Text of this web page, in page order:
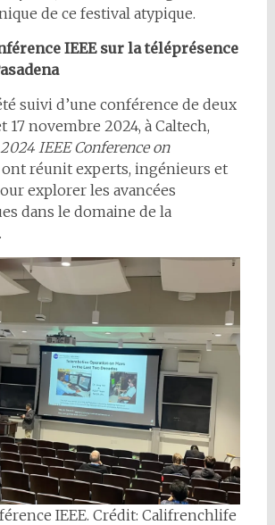
de ce festival atypique.
IEEE sur la téléprésence
suivi d’une conférence de deux
17 novembre 2024, à Caltech,
IEEE Conference on
ont réunit experts, ingénieurs et
explorer les avancées
dans le domaine de la
IEEE. Crédit: Califrenchlife